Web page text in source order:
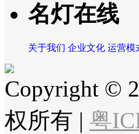
名灯在线
关于我们 企业文化 运营模
Copyright ©
权所有 | 粤